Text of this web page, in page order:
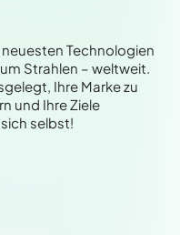
Technologien
Strahlen – weltweit.
Ihre Marke zu
und Ihre Ziele
selbst!